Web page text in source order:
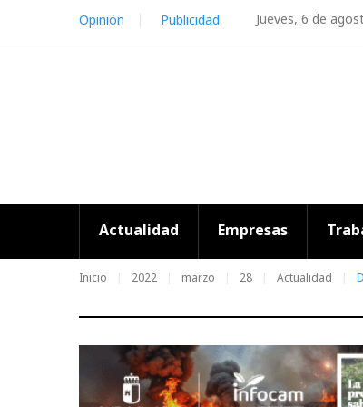
content
Jueves, 6 de
Opinión Publicidad
Actualidad Empresas
Inicio 2022 marzo 28 Actualidad